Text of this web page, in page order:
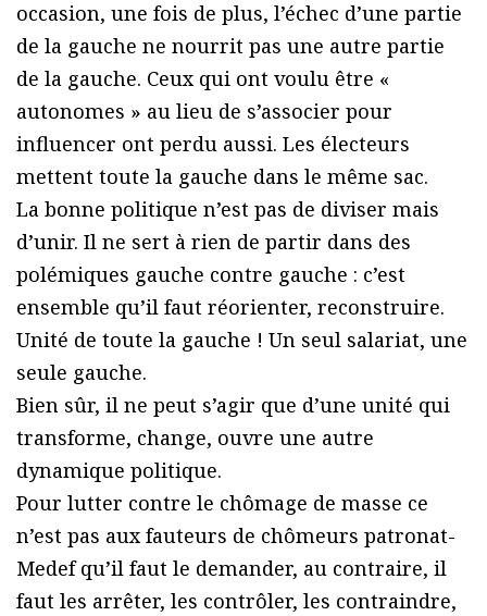
occasion, une fois de plus, l’échec d’une partie
de la gauche ne nourrit pas une autre partie
de la gauche. Ceux qui ont voulu être «
autonomes » au lieu de s’associer pour
influencer ont perdu aussi. Les électeurs
mettent toute la gauche dans le même sac.
La bonne politique n’est pas de diviser mais
d’unir. Il ne sert à rien de partir dans des
polémiques gauche contre gauche : c’est
ensemble qu’il faut réorienter, reconstruire.
Unité de toute la gauche ! Un seul salariat, une
seule gauche.
Bien sûr, il ne peut s’agir que d’une unité qui
transforme, change, ouvre une autre
dynamique politique.
Pour lutter contre le chômage de masse ce
n’est pas aux fauteurs de chômeurs patronat-
Medef qu’il faut le demander, au contraire, il
faut les arrêter, les contrôler, les contraindre,